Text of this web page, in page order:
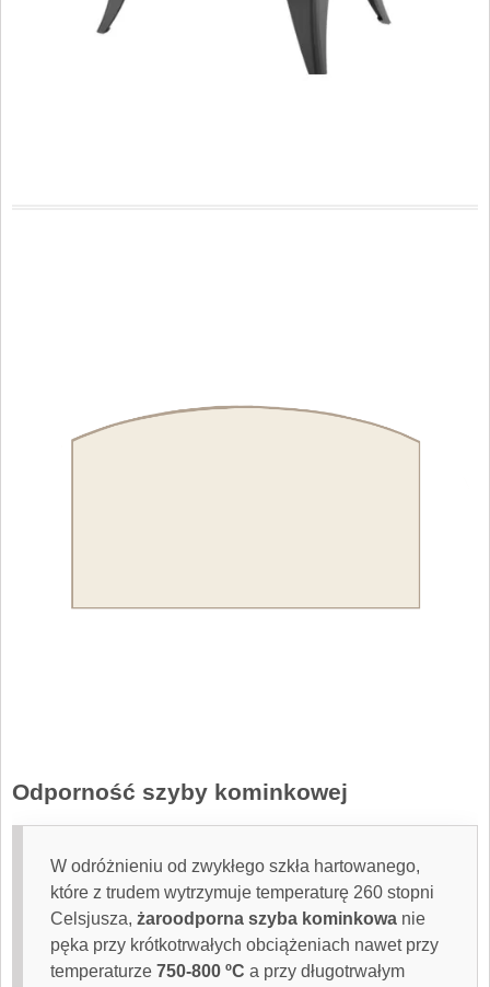
Odporność szyby kominkowej
W odróżnieniu od zwykłego szkła hartowanego,
które z trudem wytrzymuje temperaturę 260 stopni
Celsjusza, żaroodporna szyba kominkowa nie
pęka przy krótkotrwałych obciążeniach nawet przy
temperaturze 750-800 ºC a przy długotrwałym